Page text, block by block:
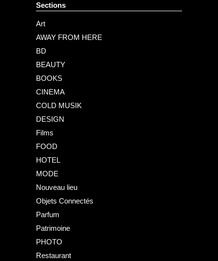
Sections
Art
AWAY FROM HERE
BD
BEAUTY
BOOKS
CINEMA
COLD MUSIK
DESIGN
Films
FOOD
HOTEL
MODE
Nouveau lieu
Objets Connectés
Parfum
Patrimoine
PHOTO
Restaurant